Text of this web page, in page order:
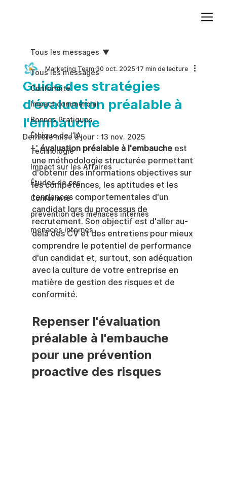
Tous les messages
Conformite
Impact commercial
Bonnes Pratiques
Éthique de l’IA
Technologie
Impact sur les Affaires
Études de cas
Conformité
prévention des menaces internes
menaces internes
Tous les messages
Guide des stratégies
d'évaluation préalable à
l'embauche
Marketing Team 30 oct. 2025 17 min de lecture
Dernière mise à jour : 13 nov. 2025
L' évaluation préalable à l'embauche est
une méthodologie structurée permettant
d'obtenir des informations objectives sur
les compétences, les aptitudes et les
tendances comportementales d'un
candidat lors du processus de
recrutement. Son objectif est d'aller au-
delà des CV et des entretiens pour mieux
comprendre le potentiel de performance
d'un candidat et, surtout, son adéquation
avec la culture de votre entreprise en
matière de gestion des risques et de
conformité.
Repenser l'évaluation
préalable à l'embauche
pour une prévention
proactive des risques